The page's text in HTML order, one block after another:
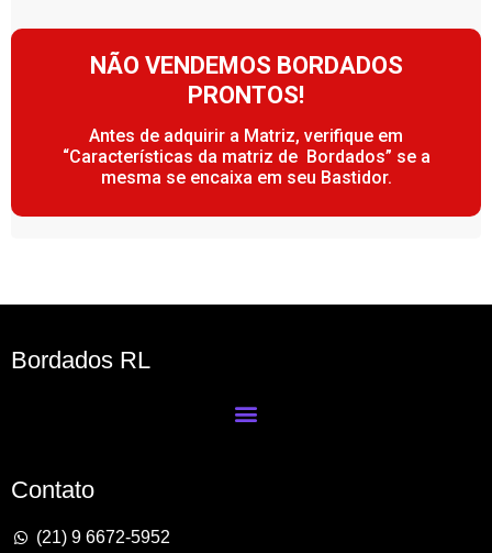
NÃO VENDEMOS BORDADOS
PRONTOS!
Antes de adquirir a Matriz, verifique em
“Características da matriz de Bordados” se a
mesma se encaixa em seu Bastidor.
Bordados RL
Contato
(21) 9 6672-5952